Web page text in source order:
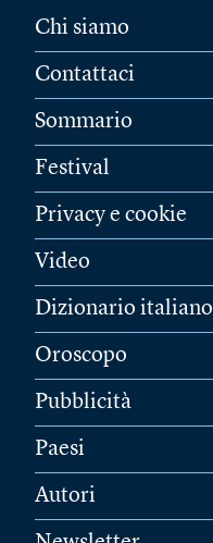
Chi siamo
Contattaci
Sommario
Festival
Privacy e cookie
Video
Dizionario italiano
Oroscopo
Pubblicità
Paesi
Autori